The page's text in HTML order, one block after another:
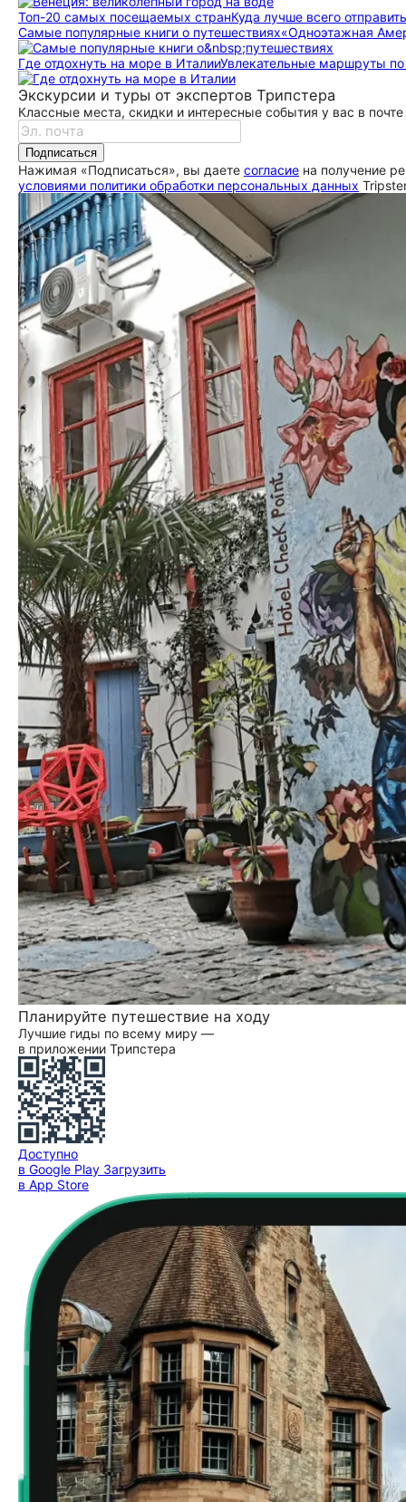
Топ-20 самых посещаемых странКуда лучше всего
Самые популярные книги о путешествиях«Одноэтажная
Где отдохнуть на море в ИталииУвлекательные маршруты
Экскурсии и туры от экспертов Трипстера
Классные места, скидки и интересные события у вас в почте
Подписаться
Нажимая «Подписаться», вы даете согласие на получение
условиями политики обработки персональных данных
Планируйте путешествие на ходу
Лучшие гиды по всему миру —
в приложении Трипстера
Доступно
в Google Play Загрузить
в App Store